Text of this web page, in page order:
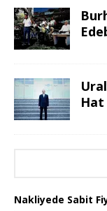
Hat
Nakliyede Sabit